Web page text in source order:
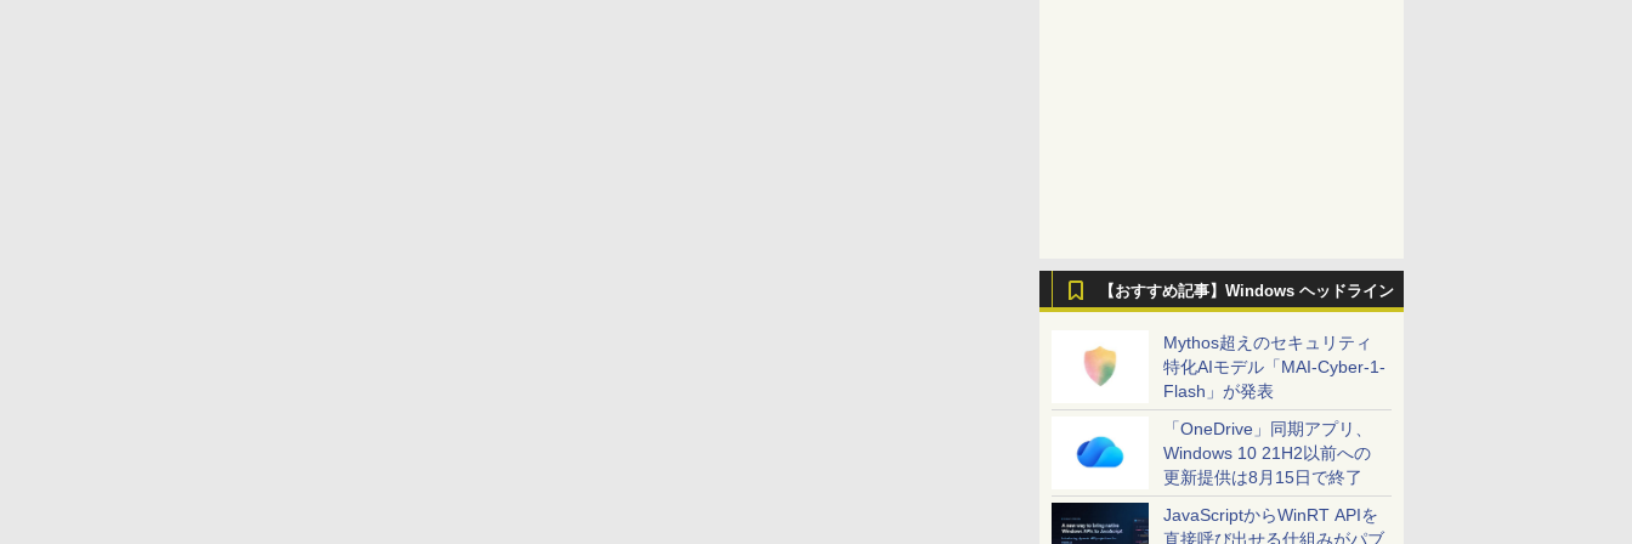
【おすすめ記事】Windows ヘッドライン
Mythos超えのセキュリティ
特化AIモデル「MAI-Cyber-1-
Flash」が発表
「OneDrive」同期アプリ、
Windows 10 21H2以前への
更新提供は8月15日で終了
JavaScriptからWinRT APIを
直接呼び出せる仕組みがパブ